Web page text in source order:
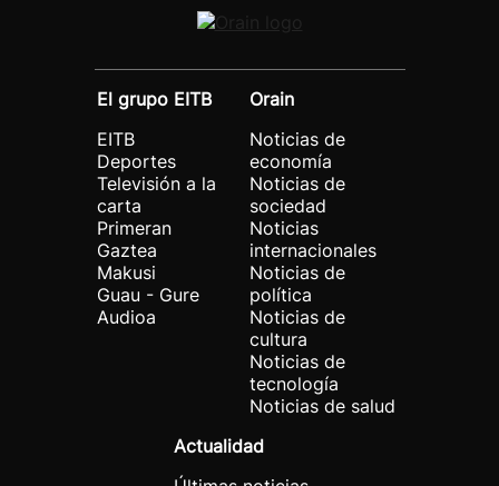
El grupo EITB
EITB
Deportes
Televisión a la
carta
Primeran
Gaztea
Makusi
Guau - Gure
Audioa
Orain
Noticias de
economía
Noticias de
sociedad
Noticias
internacionales
Noticias de
política
Noticias de
cultura
Noticias de
tecnología
Noticias de salud
Actualidad